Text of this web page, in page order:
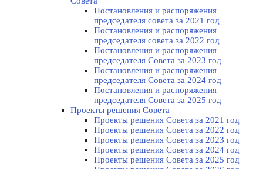
Постановления и распоряжения
председателя совета за 2021 год
Постановления и распоряжения
председателя совета за 2022 год
Постановления и распоряжения
председателя Cовета за 2023 год
Постановления и распоряжения
председателя Cовета за 2024 год
Постановления и распоряжения
председателя Cовета за 2025 год
Проекты решения Cовета
Проекты решения Совета за 2021 год
Проекты решения Совета за 2022 год
Проекты решения Cовета за 2023 год
Проекты решения Совета за 2024 год
Проекты решения Совета за 2025 год